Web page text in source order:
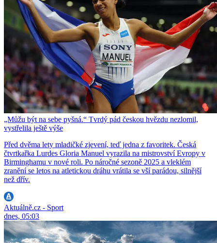
„Můžu být na sebe pyšná.“ Tvrdý pád českou hvězdu nezlomil,
vystřelila ještě výše
Před dvěma lety mladičké zjevení, teď jedna z favoritek. Česká
čtvrtkařka Lurdes Gloria Manuel vyrazila na mistrovství Evropy v
Birminghamu v nové roli. Po náročné sezoně 2025 a vleklém
zranění se letos na atletickou dráhu vrátila se vší parádou, silnější
než dřív.
Aktuálně.cz - Sport
dnes, 05:03